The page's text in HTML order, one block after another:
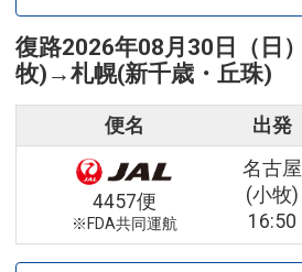
復路2026年08月30日（日）
牧) →札幌(新千歳・丘珠)
便名 出発
4457便
※FDA共同運航
名古屋
(小牧)
16:50